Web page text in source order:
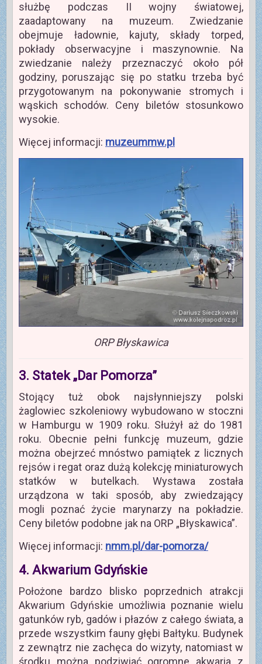
służbę podczas II wojny światowej,
zaadaptowany na muzeum. Zwiedzanie
obejmuje ładownie, kajuty, składy torped,
pokłady obserwacyjne i maszynownie. Na
zwiedzanie należy przeznaczyć około pół
godziny, poruszając się po statku trzeba być
przygotowanym na pokonywanie stromych i
wąskich schodów. Ceny biletów stosunkowo
wysokie.
Więcej informacji: muzeummw.pl
ORP Błyskawica
3. Statek „Dar Pomorza”
Stojący tuż obok najsłynniejszy polski
żaglowiec szkoleniowy wybudowano w stoczni
w Hamburgu w 1909 roku. Służył aż do 1981
roku. Obecnie pełni funkcję muzeum, gdzie
można obejrzeć mnóstwo pamiątek z licznych
rejsów i regat oraz dużą kolekcję miniaturowych
statków w butelkach. Wystawa została
urządzona w taki sposób, aby zwiedzający
mogli poznać życie marynarzy na pokładzie.
Ceny biletów podobne jak na ORP „Błyskawica”.
Więcej informacji: nmm.pl/dar-pomorza/
4. Akwarium Gdyńskie
Położone bardzo blisko poprzednich atrakcji
Akwarium Gdyńskie umożliwia poznanie wielu
gatunków ryb, gadów i płazów z całego świata, a
przede wszystkim fauny głębi Bałtyku. Budynek
z zewnątrz nie zachęca do wizyty, natomiast w